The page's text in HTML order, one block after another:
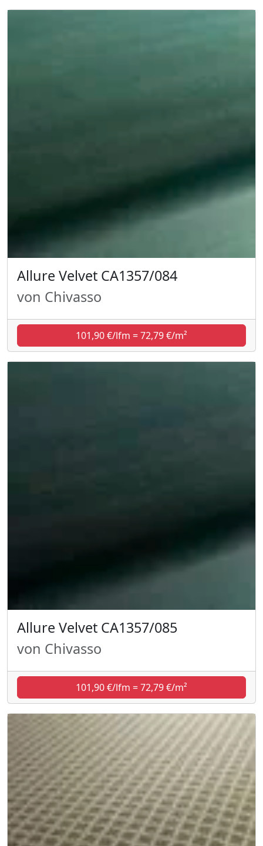
Allure Velvet CA1357/084
von Chivasso
101,90 €/lfm = 72,79 €/m²
Allure Velvet CA1357/085
von Chivasso
101,90 €/lfm = 72,79 €/m²